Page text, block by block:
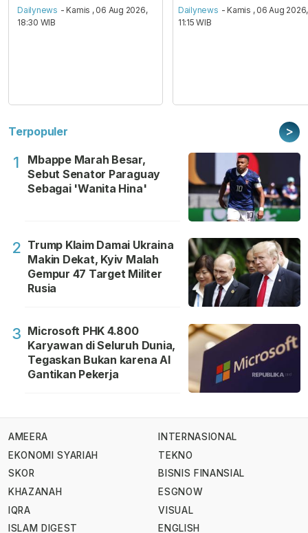
Dailynews - Kamis , 06 Aug 2026,
18:30 WIB
Dailynews - Kamis , 06 Aug 2026,
11:15 WIB
Terpopuler >
1
Mbappe Marah Besar,
Sebut Senator Paraguay
Sebagai 'Wanita Hina'
2 Trump Klaim Damai Ukraina
Makin Dekat, Kyiv Malah
Gempur 47 Target Militer
Rusia
3 Microsoft PHK 4.800
Karyawan di Seluruh Dunia,
Tegaskan Bukan karena AI
Gantikan Pekerja
AMEERA
EKONOMI SYARIAH
SKOR
KHAZANAH
IQRA
ISLAM DIGEST
INTERNASIONAL
TEKNO
BISNIS FINANSIAL
ESGNOW
VISUAL
ENGLISH